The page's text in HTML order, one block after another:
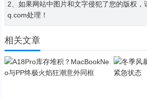
2、如果网站中图片和文字侵犯了您的版权
q.com处理！
相关文章